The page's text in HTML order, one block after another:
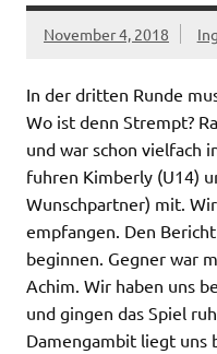
November 4, 2018
In der dritten Runde
Wo ist denn Strempt?
und war schon vielfach
fuhren Kimberly (U14)
Wunschpartner) mit.
empfangen. Den
beginnen. Gegner war
Achim. Wir haben uns
und gingen das Spiel
Damengambit liegt uns